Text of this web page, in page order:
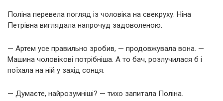
Поліна перевела погляд із чоловіка на свекруху. Ніна
Петрівна виглядала напрочуд задоволеною.
— Артем усе правильно зробив, — продовжувала вона. —
Машина чоловікові потрібніша. А то бач, розлучилася б і
поїхала на ній у захід сонця.
— Думаєте, найрозумніші? — тихо запитала Поліна.